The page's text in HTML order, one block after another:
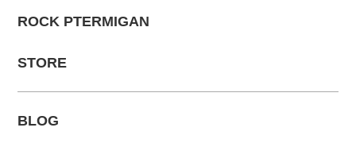
ROCK PTERMIGAN
STORE
BLOG